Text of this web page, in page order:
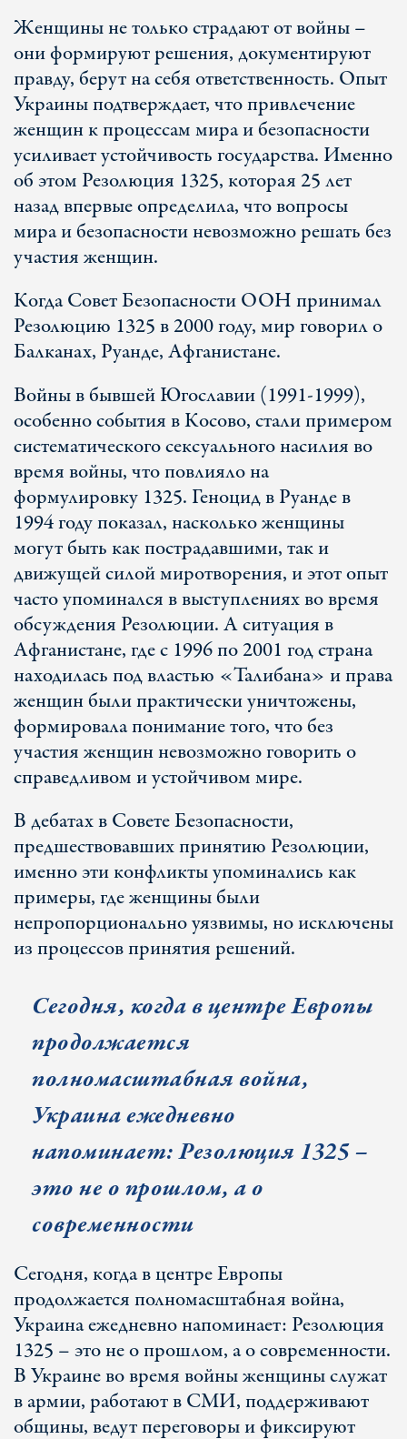
Женщины не только страдают от войны –
они формируют решения, документируют
правду, берут на себя ответственность. Опыт
Украины подтверждает, что привлечение
женщин к процессам мира и безопасности
усиливает устойчивость государства. Именно
об этом Резолюция 1325, которая 25 лет
назад впервые определила, что вопросы
мира и безопасности невозможно решать без
участия женщин.
Когда Совет Безопасности ООН принимал
Резолюцию 1325 в 2000 году, мир говорил о
Балканах, Руанде, Афганистане.
Войны в бывшей Югославии (1991-1999),
особенно события в Косово, стали примером
систематического сексуального насилия во
время войны, что повлияло на
формулировку 1325. Геноцид в Руанде в
1994 году показал, насколько женщины
могут быть как пострадавшими, так и
движущей силой миротворения, и этот опыт
часто упоминался в выступлениях во время
обсуждения Резолюции. А ситуация в
Афганистане, где с 1996 по 2001 год страна
находилась под властью «Талибана» и права
женщин были практически уничтожены,
формировала понимание того, что без
участия женщин невозможно говорить о
справедливом и устойчивом мире.
В дебатах в Совете Безопасности,
предшествовавших принятию Резолюции,
именно эти конфликты упоминались как
примеры, где женщины были
непропорционально уязвимы, но исключены
из процессов принятия решений.
Сегодня, когда в центре Европы
продолжается
полномасштабная война,
Украина ежедневно
напоминает: Резолюция 1325 –
это не о прошлом, а о
современности
Сегодня, когда в центре Европы
продолжается полномасштабная война,
Украина ежедневно напоминает: Резолюция
1325 – это не о прошлом, а о современности.
В Украине во время войны женщины служат
в армии, работают в СМИ, поддерживают
общины, ведут переговоры и фиксируют